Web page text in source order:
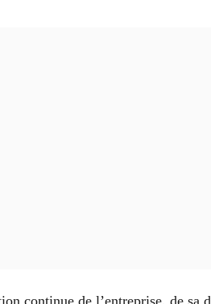
continue de l’entreprise, de sa